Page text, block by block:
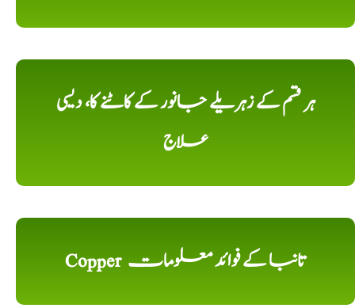
ہر قسم کے زہریلے جانور کے کاٹنے کا، دیسی
علاج
Copper تانبا کے فوائد معلومات